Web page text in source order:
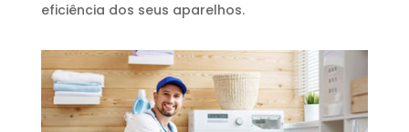
eficiência dos seus aparelhos.